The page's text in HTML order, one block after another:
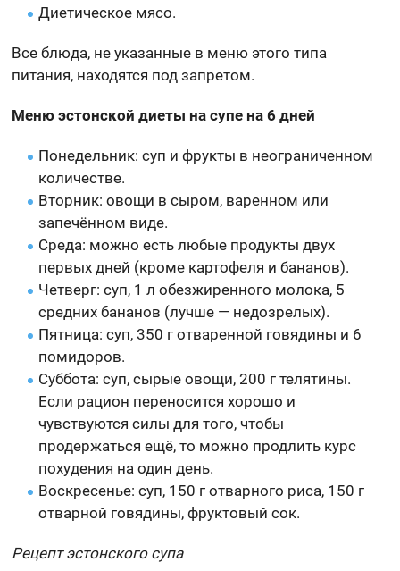
Диетическое мясо.
Все блюда, не указанные в меню этого типа
питания, находятся под запретом.
Меню эстонской диеты на супе на 6 дней
Понедельник: суп и фрукты в неограниченном
количестве.
Вторник: овощи в сыром, варенном или
запечённом виде.
Среда: можно есть любые продукты двух
первых дней (кроме картофеля и бананов).
Четверг: суп, 1 л обезжиренного молока, 5
средних бананов (лучше — недозрелых).
Пятница: суп, 350 г отваренной говядины и 6
помидоров.
Суббота: суп, сырые овощи, 200 г телятины.
Если рацион переносится хорошо и
чувствуются силы для того, чтобы
продержаться ещё, то можно продлить курс
похудения на один день.
Воскресенье: суп, 150 г отварного риса, 150 г
отварной говядины, фруктовый сок.
Рецепт эстонского супа